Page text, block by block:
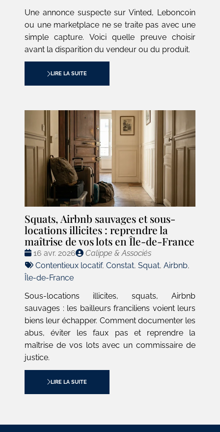
Une annonce suspecte sur Vinted, Leboncoin
ou une marketplace ne se traite pas avec une
simple capture. Voici quelle preuve choisir
avant la disparition du vendeur ou du produit.
LIRE LA SUITE
Squats, Airbnb sauvages et sous-
locations illicites : reprendre la
maîtrise de vos lots en Île-de-France
Date
:
16 avr. 2026
Publié
par
Calippe & Associés
Tags
:
Contentieux locatif, Constat, Squat, Airbnb,
Île-de-France
Sous-locations illicites, squats, Airbnb
sauvages : les bailleurs franciliens voient leurs
biens leur échapper. Comment documenter les
abus, éviter les faux pas et reprendre la
maîtrise de vos lots avec un commissaire de
justice.
LIRE LA SUITE